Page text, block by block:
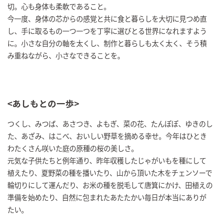
切。心も身体も柔軟であること。
今一度、身体の芯からの感覚と共に食と暮らしを大切に見つめ直
し、手に取るもの一つ一つを丁寧に選びとる世界になれますよう
に。小さな自分の軸を太くし、制作と暮らしも太く太く、そう積
み重ねながら、小さなできることを。
<あしもとの一歩>
つくし、みつば、あさつき、よもぎ、菜の花、たんぽぽ、ゆきのし
た、あざみ、はこべ、おいしい野草を摘める幸せ。今年はひとき
わたくさん咲いた庭の原種の桜の美しさ。
元気な子供たちと例年通り、昨年収穫したじゃがいもを種にして
植えたり、夏野菜の種を播いたり、山から頂いた木をチェンソーで
輪切りにして運んだり、お米の種を脱毛して唐箕にかけ、田植えの
準備を始めたり、自然に包まれたあたたかい毎日が本当にありが
たい。